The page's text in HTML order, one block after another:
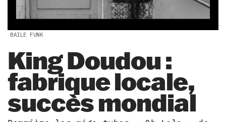
BAILE FUNK
King Doudou :
fabrique locale,
succès mondial